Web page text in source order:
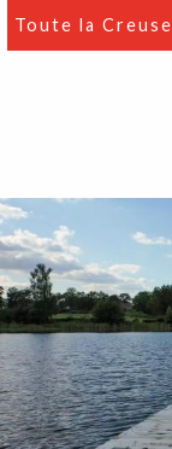
Aller
Toute la Creuse